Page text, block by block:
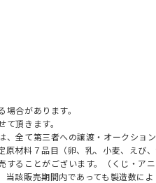
合があります。
頂きます。
全て第三者への譲渡・オークション
材料７品目（卵、乳、小麦、えび
ることがございます。（くじ・アニ
該販売期間内であっても製造数に